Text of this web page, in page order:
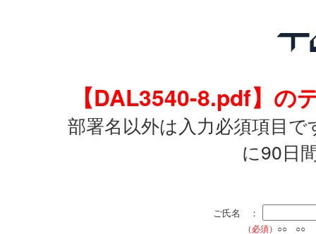
【DAL3540-8.pdf】の
部署名以外は入力必須項目
に90日
ご氏名 ：
（必須） ○○ ○○